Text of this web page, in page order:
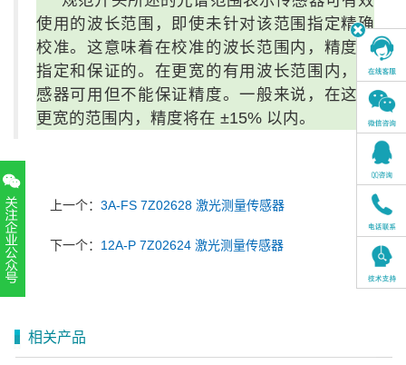
使用的波长范围，即使未针对该范围指定精确
校准。这意味着在校准的波长范围内，精度是
指定和保证的。在更宽的有用波长范围内，传
感器可用但不能保证精度。一般来说，在这个
更宽的范围内，精度将在 ±15% 以内。
上一个： 3A-FS 7Z02628 激光测量传感器
下一个： 12A-P 7Z02624 激光测量传感器
相关产品
扫一扫，关注官方账号